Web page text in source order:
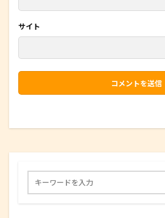
サイト